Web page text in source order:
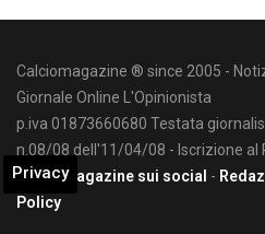
Calciomagazine ® since 2005 -
Giornale Online L'Opinionista
p.iva 01873660680 Testata
n.08/08 dell'11/04/08 - Iscrizione al
Calciomagazine sui social -
Policy
Privacy